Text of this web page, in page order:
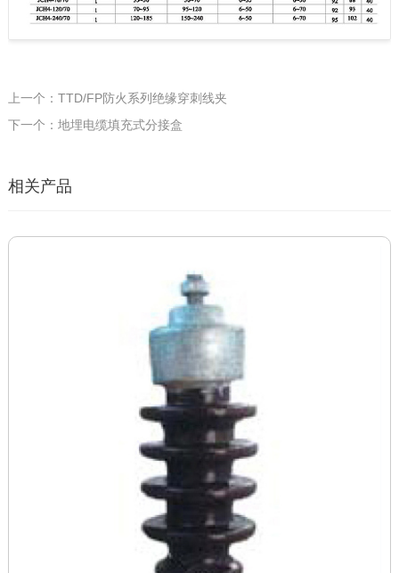
上一个：TTD/FP防火系列绝缘穿刺线夹
下一个：地埋电缆填充式分接盒
相关产品